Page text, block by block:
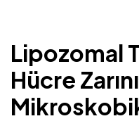
Lipozomal
Hücre